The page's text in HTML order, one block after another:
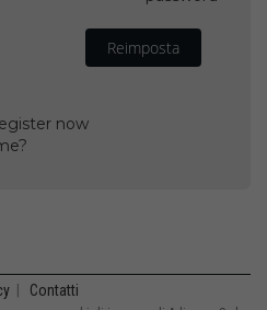
Reimposta
now
Contatti